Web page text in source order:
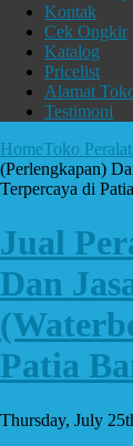
Kontak
Cek Ongkir
Katalog
Pricelist
Alamat
Testimoni
HomeToko
(Perlengkapan)
Terpercaya di
Jual
Dan
Patia
Thursday, July